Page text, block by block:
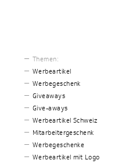
Themen:
Werbeartikel
Werbegeschenk
Giveaways
Give-aways
Werbeartikel Schweiz
Mitarbeitergeschenk
Werbegeschenke
Werbeartikel mit Logo